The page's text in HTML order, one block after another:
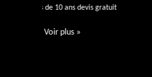
nettoyons et rénovons votre
spécialisée dans l'entretien